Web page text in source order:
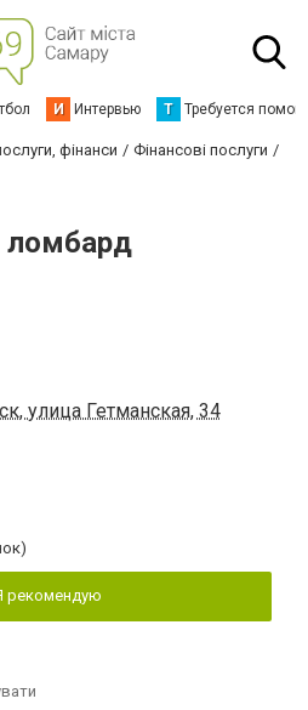
И Интервью Т Требуется
фінанси
Фінансові послуги
улица Гетманская, 34
рекомендую